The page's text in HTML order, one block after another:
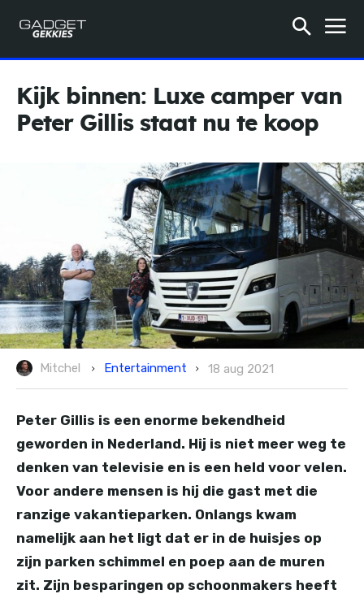
Kijk binnen: Luxe camper van
Peter Gillis staat nu te koop
Mitchel Entertainment 18 aug 2021
Peter Gillis is een enorme bekendheid
geworden in Nederland. Hij is niet meer weg te
denken van televisie en is een held voor velen.
Voor andere mensen is hij die gast met die
ranzige vakantieparken. Onlangs kwam
namelijk aan het ligt dat er in de huisjes op
zijn parken schimmel en poep aan de muren
zit. Zijn besparingen op schoonmakers heeft